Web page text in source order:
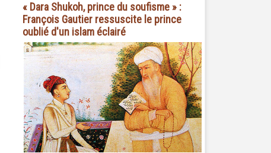
« Dara Shukoh, prince du soufisme » :
François Gautier ressuscite le prince
oublié d'un islam éclairé